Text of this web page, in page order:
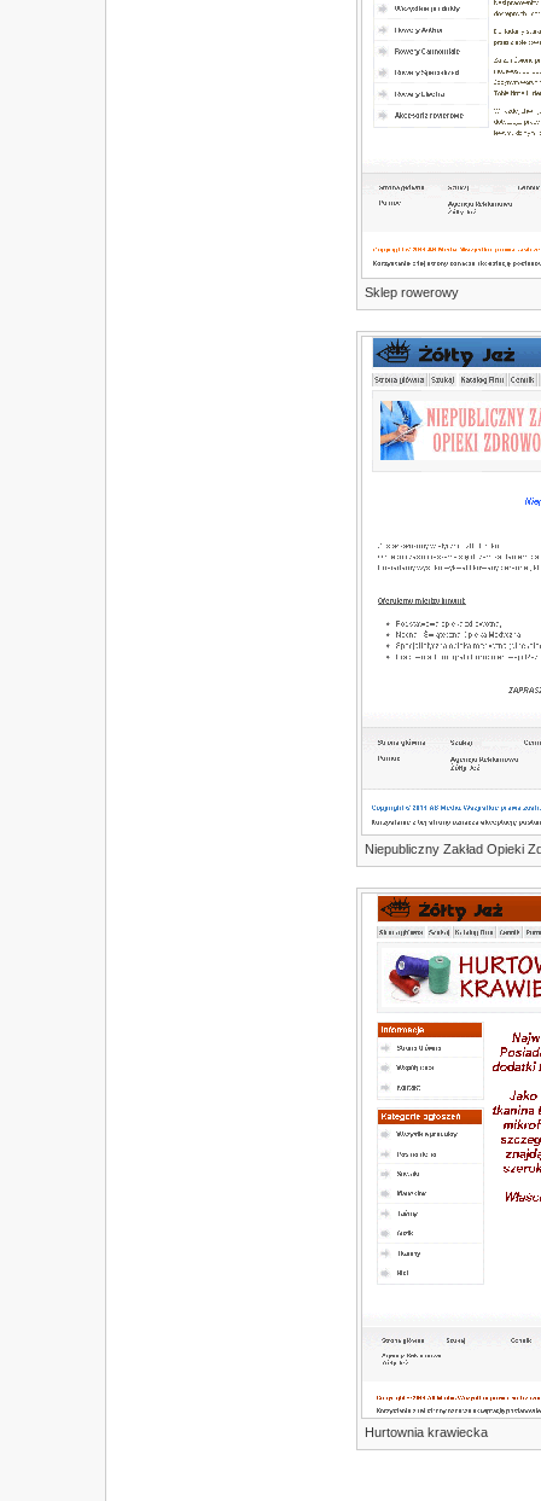
Sklep rowerowy
Niepubliczny Zakład Opieki
Hurtownia krawiecka